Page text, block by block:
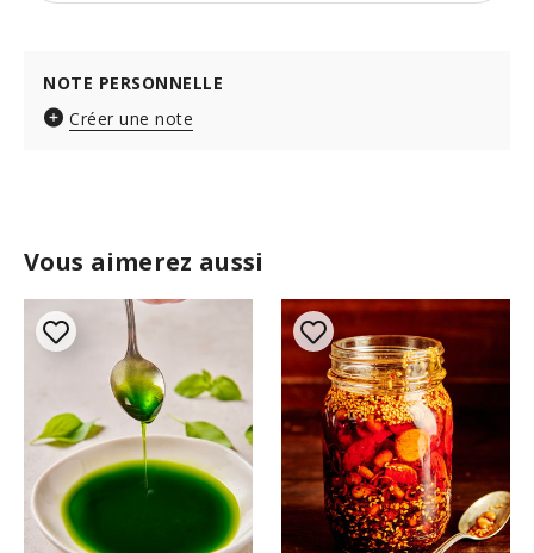
Vous aimerez aussi
NOTE PERSONNELLE
Créer une note